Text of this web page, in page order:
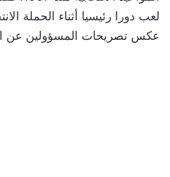
لعب دورا رئيسيا أثناء الحملة
عكس تصريحات المسؤولين عن